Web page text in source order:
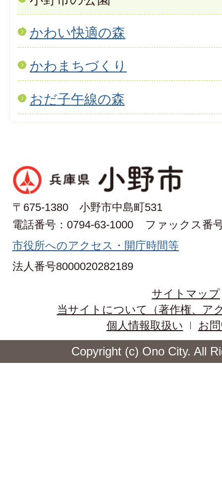
かわい快適の森
かわまちづくり
おだ子午線の森
〒675-1380 小野市中島町531
電話番号：0794-63-1000
ファックス番
市役所へのアクセス・開庁時間等
法人番号8000020282189
サイトマップ
当サイトについて（著作権、ア
個人情報取扱い
お
Copyright (c) Ono City. All